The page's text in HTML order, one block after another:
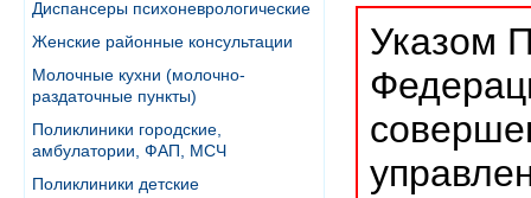
Диспансеры психоневрологические
Женские районные консультации
Молочные кухни (молочно-
раздаточные пункты)
Поликлиники городские,
амбулатории, ФАП, МСЧ
Поликлиники детские
Указом